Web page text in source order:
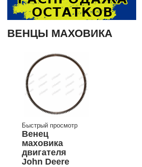
ВЕНЦЫ МАХОВИКА
Быстрый просмотр
Венец
маховика
двигателя
John Deere